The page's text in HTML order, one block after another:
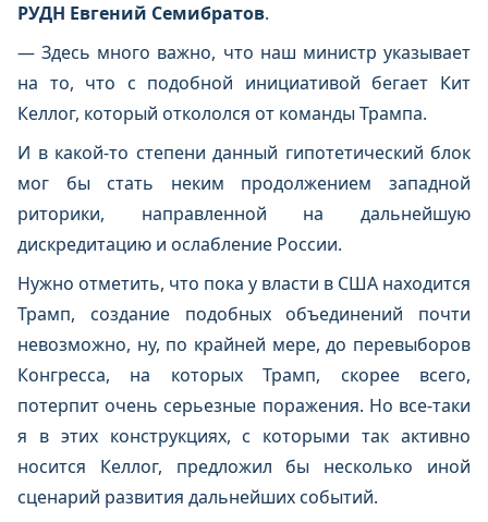
РУДН Евгений Семибратов.
— Здесь много важно, что наш министр указывает
на то, что с подобной инициативой бегает Кит
Келлог, который откололся от команды Трампа.
И в какой-то степени данный гипотетический блок
мог бы стать неким продолжением западной
риторики, направленной на дальнейшую
дискредитацию и ослабление России.
Нужно отметить, что пока у власти в США находится
Трамп, создание подобных объединений почти
невозможно, ну, по крайней мере, до перевыборов
Конгресса, на которых Трамп, скорее всего,
потерпит очень серьезные поражения. Но все-таки
я в этих конструкциях, с которыми так активно
носится Келлог, предложил бы несколько иной
сценарий развития дальнейших событий.